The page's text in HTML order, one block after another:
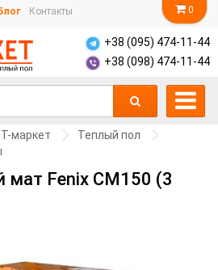
0
Контакты
+38 (095) 474-11-44
+38 (098) 474-11-44
маркет
Теплый пол
мат Fenix CM150 (3